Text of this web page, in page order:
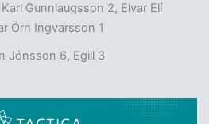
Gunnlaugsson 2, Elvar Elí
Örn Ingvarsson 1
Jónsson 6, Egill 3